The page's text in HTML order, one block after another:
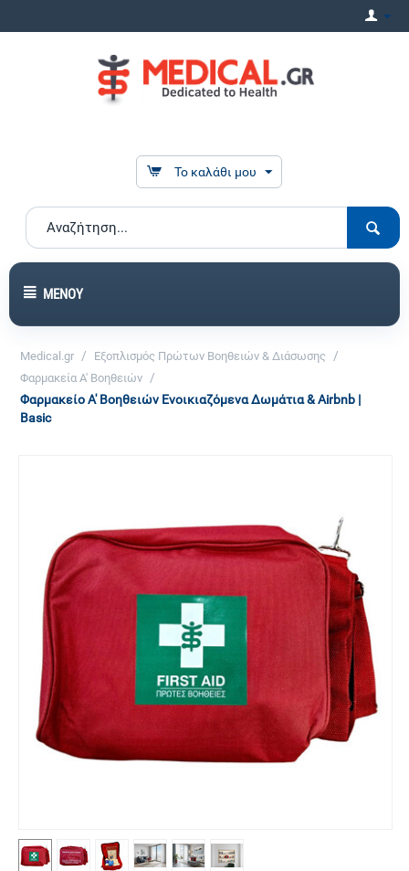
Το καλάθι μου
ΜΕΝΟΎ
Medical.gr / Εξοπλισμός Πρώτων Βοηθειών & Διάσωσης /
Φαρμακεία Α' Βοηθειών /
Φαρμακείο Α' Βοηθειών Ενοικιαζόμενα Δωμάτια & Airbnb |
Basic